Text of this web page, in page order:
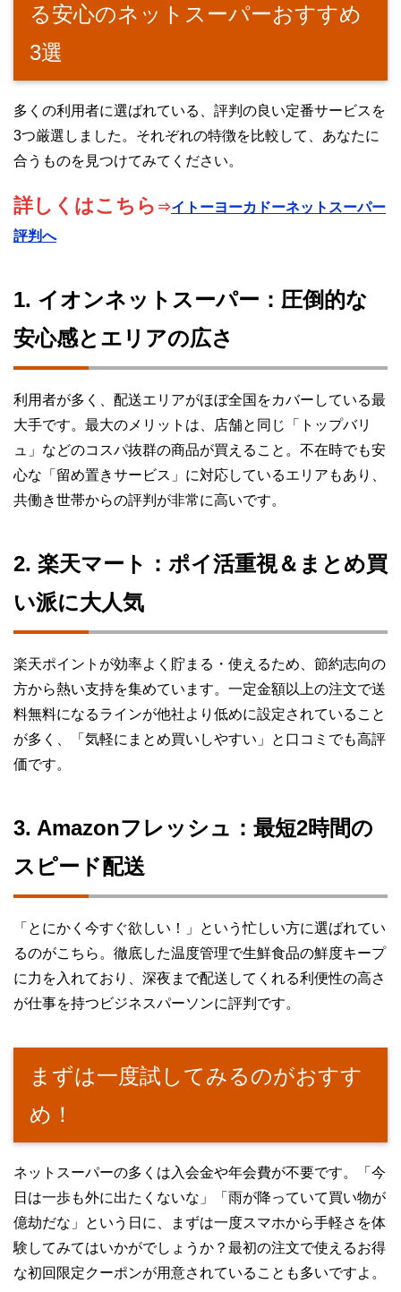
る安心のネットスーパーおすすめ
3選
多くの利用者に選ばれている、評判の良い定番サービスを
3つ厳選しました。それぞれの特徴を比較して、あなたに
合うものを見つけてみてください。
詳しくはこちら ⇒イトーヨーカドーネットスーパー
評判へ
1. イオンネットスーパー：圧倒的な
安心感とエリアの広さ
利用者が多く、配送エリアがほぼ全国をカバーしている最
大手です。最大のメリットは、店舗と同じ「トップバリ
ュ」などのコスパ抜群の商品が買えること。不在時でも安
心な「留め置きサービス」に対応しているエリアもあり、
共働き世帯からの評判が非常に高いです。
2. 楽天マート：ポイ活重視＆まとめ買
い派に大人気
楽天ポイントが効率よく貯まる・使えるため、節約志向の
方から熱い支持を集めています。一定金額以上の注文で送
料無料になるラインが他社より低めに設定されていること
が多く、「気軽にまとめ買いしやすい」と口コミでも高評
価です。
3. Amazonフレッシュ：最短2時間の
スピード配送
「とにかく今すぐ欲しい！」という忙しい方に選ばれてい
るのがこちら。徹底した温度管理で生鮮食品の鮮度キープ
に力を入れており、深夜まで配送してくれる利便性の高さ
が仕事を持つビジネスパーソンに評判です。
まずは一度試してみるのがおすす
め！
ネットスーパーの多くは入会金や年会費が不要です。「今
日は一歩も外に出たくないな」「雨が降っていて買い物が
億劫だな」という日に、まずは一度スマホから手軽さを体
験してみてはいかがでしょうか？最初の注文で使えるお得
な初回限定クーポンが用意されていることも多いですよ。